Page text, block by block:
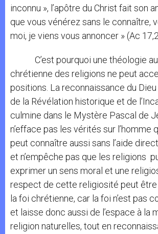
inconnu », l’apôtre du Christ fait son
que vous vénérez sans le connaître,
moi, je viens vous annoncer » (Ac
C’est pourquoi une théologie
chrétienne des religions ne peut
positions. La reconnaissance du
de la Révélation historique et de
culmine dans le Mystère Pascal de
n’efface pas les vérités sur l’homme
peut connaître aussi sans l’aide
et n’empêche pas que les religions
exprimer un sens moral et une
respect de cette religiosité peut être
la foi chrétienne, car la foi n’est pas
et laisse donc aussi de l’espace à la
religion naturelles, tout en